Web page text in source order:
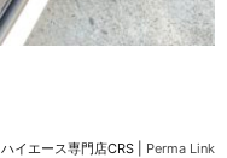
ハイエース専門店CRS Perma Link